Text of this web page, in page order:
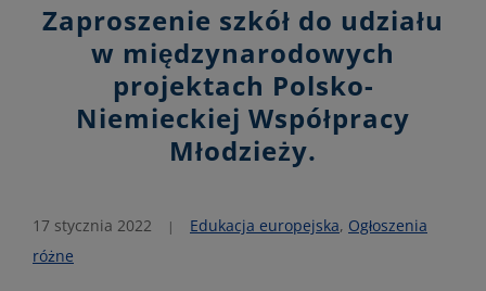
Zaproszenie szkół do udziału
w międzynarodowych
projektach Polsko-
Niemieckiej Współpracy
Młodzieży.
17 stycznia 2022 Edukacja europejska, Ogłoszenia
różne